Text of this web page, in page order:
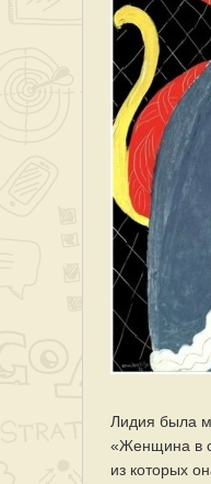
Лидия была
«Женщина в
из которых